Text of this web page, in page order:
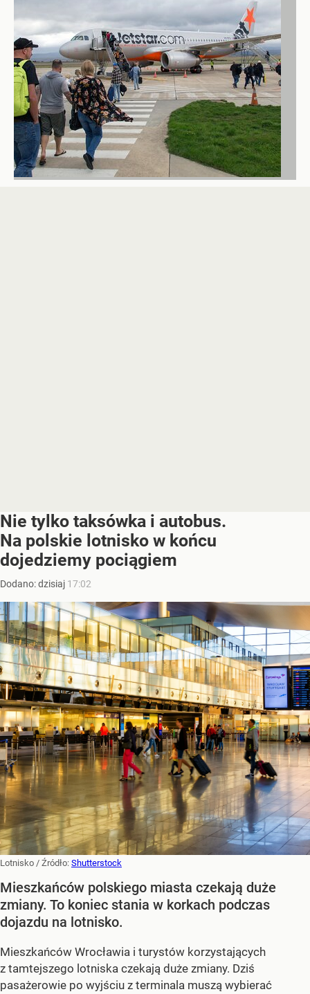
Nie tylko taksówka i autobus.
Na polskie lotnisko w końcu
dojedziemy pociągiem
Dodano:dzisiaj 17:02
Lotnisko / Źródło: Shutterstock
Mieszkańców polskiego miasta czekają duże
zmiany. To koniec stania w korkach podczas
dojazdu na lotnisko.
Mieszkańców Wrocławia i turystów korzystających
z tamtejszego lotniska czekają duże zmiany. Dziś
pasażerowie po wyjściu z terminala muszą wybierać